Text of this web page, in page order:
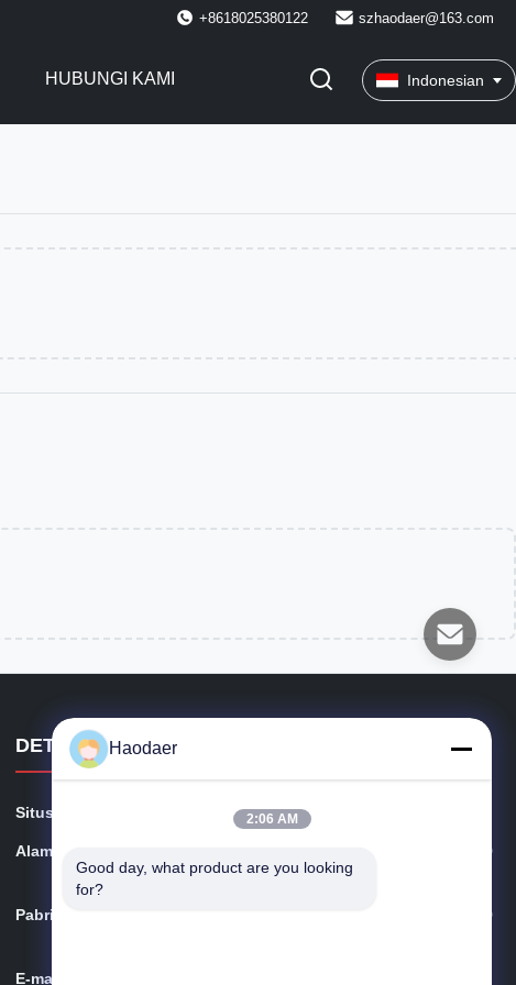
+8618025380122 szhaodaer@163.com
HUBUNGI KAMI Indonesian
DETAIL KONTAK
Situs web:
Alamat:
Gedung ke-14, Industri Haitian, Jalan Laowei No. 39, D
istrik Longgang, Shenzhen
Pabrik:
Gedung ke-14, Industri Haitian, Jalan Laowei No. 39, D
E-mail:
Haodaer
2:06 AM
Good day, what product are you looking
for?